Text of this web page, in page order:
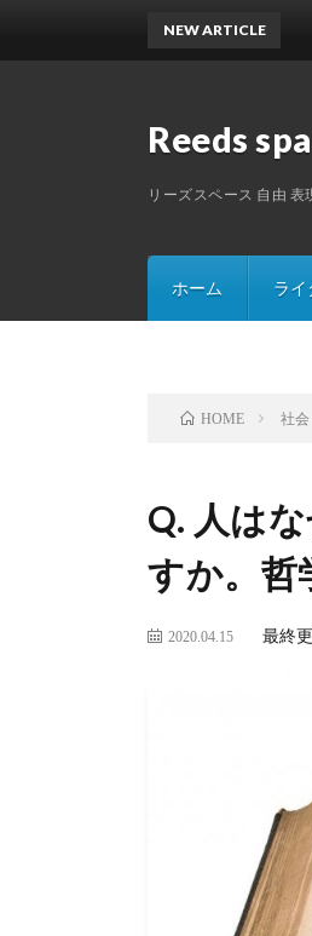
Reeds
リーズスペース 自由 表
ホーム ライ
NEW ARTICLE
HOME 社
Q. 人は
すか。哲
2020.04.15 最終